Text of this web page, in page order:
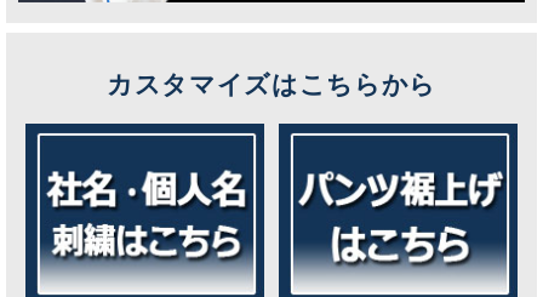
カスタマイズはこちらから